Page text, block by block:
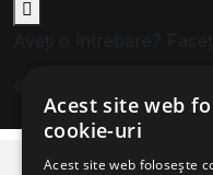
© 2024. Toate
Login Register
Acest site web
cookie-uri
Acest site web folosește